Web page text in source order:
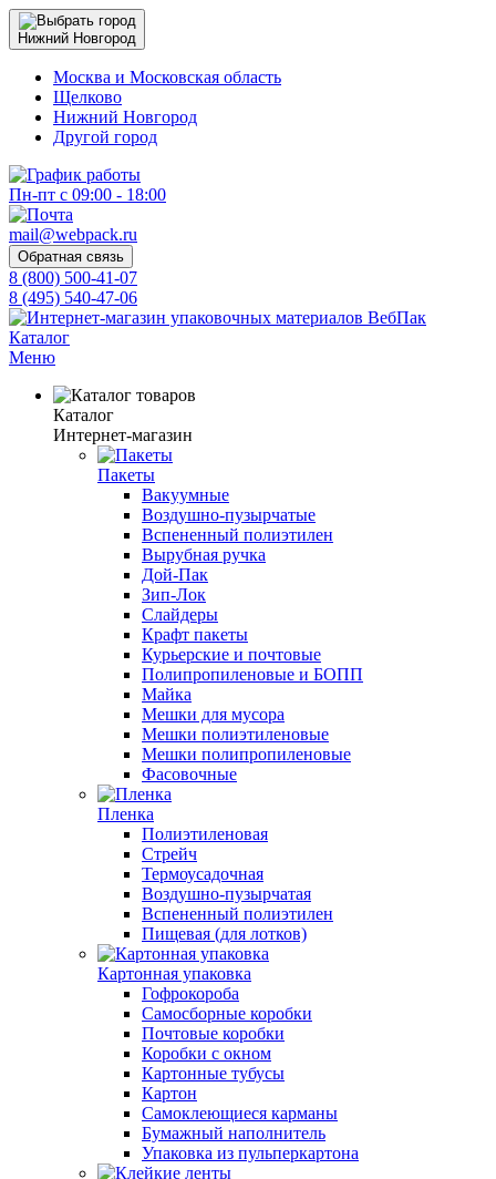
Нижний Новгород
Москва и Московская область
Щелково
Нижний Новгород
Другой город
Пн-пт с 09:00 - 18:00
mail@webpack.ru
Обратная связь
8 (800) 500-41-07
8 (495) 540-47-06
Каталог
Меню
Каталог
Интернет-магазин
Пакеты
Вакуумные
Воздушно-пузырчатые
Вспененный полиэтилен
Вырубная ручка
Дой-Пак
Зип-Лок
Слайдеры
Крафт пакеты
Курьерские и почтовые
Полипропиленовые и БОПП
Майка
Мешки для мусора
Мешки полиэтиленовые
Мешки полипропиленовые
Фасовочные
Пленка
Полиэтиленовая
Стрейч
Термоусадочная
Воздушно-пузырчатая
Вспененный полиэтилен
Пищевая (для лотков)
Картонная упаковка
Гофрокороба
Самосборные коробки
Почтовые коробки
Коробки с окном
Картонные тубусы
Картон
Самоклеющиеся карманы
Бумажный наполнитель
Упаковка из пульперкартона